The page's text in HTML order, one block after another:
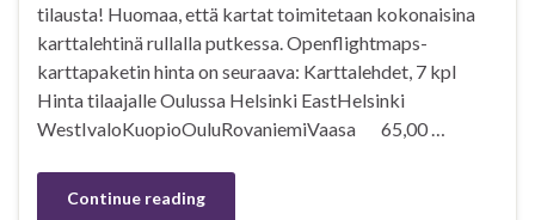
tilausta! Huomaa, että kartat toimitetaan kokonaisina
karttalehtinä rullalla putkessa. Openflightmaps-
karttapaketin hinta on seuraava: Karttalehdet, 7 kpl
Hinta tilaajalle Oulussa Helsinki EastHelsinki
WestIvaloKuopioOuluRovaniemiVaasa 65,00 …
Continue reading